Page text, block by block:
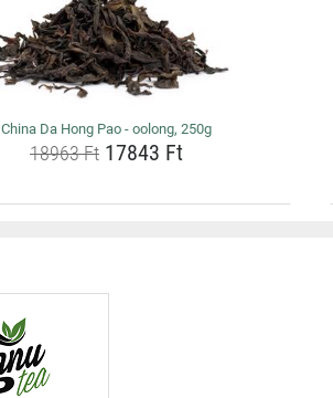
China Da Hong Pao - oolong, 250g
18963 Ft17843 Ft